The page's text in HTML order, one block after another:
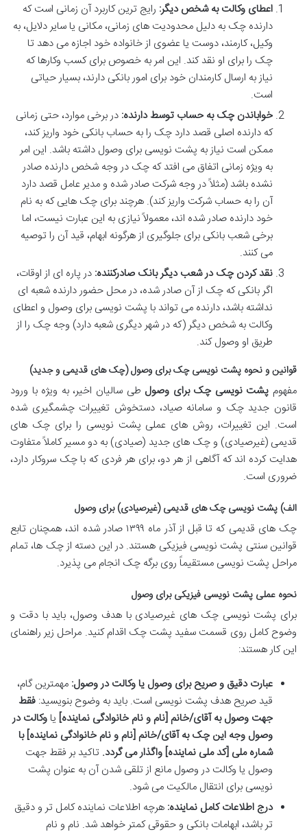
اعطای وکالت به شخص دیگر: رایج ترین کاربرد آن زمانی است که
دارنده چک به دلیل محدودیت های زمانی، مکانی یا سایر دلایل، به
وکیل، کارمند، دوست یا عضوی از خانواده خود اجازه می دهد تا
چک را برای او نقد کند. این امر به خصوص برای کسب وکارها که
نیاز به ارسال کارمندان خود برای امور بانکی دارند، بسیار حیاتی
است.
خواباندن چک به حساب توسط دارنده: در برخی موارد، حتی زمانی
که دارنده اصلی قصد دارد چک را به حساب بانکی خود واریز کند،
ممکن است نیاز به پشت نویسی برای وصول داشته باشد. این امر
به ویژه زمانی اتفاق می افتد که چک در وجه شخص دارنده صادر
نشده باشد (مثلاً در وجه شرکت صادر شده و مدیر عامل قصد دارد
آن را به حساب شرکت واریز کند). هرچند برای چک هایی که به نام
خود دارنده صادر شده اند، معمولاً نیازی به این عبارت نیست، اما
برخی شعب بانکی برای جلوگیری از هرگونه ابهام، قید آن را توصیه
می کنند.
نقد کردن چک در شعب دیگر بانک صادرکننده: در پاره ای از اوقات،
اگر بانکی که چک از آن صادر شده، در محل حضور دارنده شعبه ای
نداشته باشد، دارنده می تواند با پشت نویسی برای وصول و اعطای
وکالت به شخص دیگر (که در شهر دیگری شعبه دارد) وجه چک را از
طریق او وصول کند.
قوانین و نحوه پشت نویسی چک برای وصول (چک های قدیمی و جدید)
مفهوم پشت نویسی چک برای وصول طی سالیان اخیر، به ویژه با ورود
قانون جدید چک و سامانه صیاد، دستخوش تغییرات چشمگیری شده
است. این تغییرات، روش های عملی پشت نویسی را برای چک های
قدیمی (غیرصیادی) و چک های جدید (صیادی) به دو مسیر کاملاً متفاوت
هدایت کرده اند که آگاهی از هر دو، برای هر فردی که با چک سروکار دارد،
ضروری است.
الف) پشت نویسی چک های قدیمی (غیرصیادی) برای وصول
چک های قدیمی که تا قبل از آذر ماه ۱۳۹۹ صادر شده اند، همچنان تابع
قوانین سنتی پشت نویسی فیزیکی هستند. در این دسته از چک ها، تمام
مراحل پشت نویسی مستقیماً روی برگه چک انجام می پذیرد.
نحوه عملی پشت نویسی فیزیکی برای وصول
برای پشت نویسی چک های غیرصیادی با هدف وصول، باید با دقت و
وضوح کامل روی قسمت سفید پشت چک اقدام کنید. مراحل زیر راهنمای
این کار هستند:
عبارت دقیق و صریح برای وصول یا وکالت در وصول: مهمترین گام،
قید صریح هدف پشت نویسی است. باید به وضوح بنویسید: فقط
جهت وصول به آقای/خانم [نام و نام خانوادگی نماینده] یاوکالت در
وصول وجه این چک به آقای/خانم [نام و نام خانوادگی نماینده] با
شماره ملی [کد ملی نماینده] واگذار می گردد. تاکید بر فقط جهت
وصول یا وکالت در وصول مانع از تلقی شدن آن به عنوان پشت
نویسی برای انتقال مالکیت می شود.
درج اطلاعات کامل نماینده: هرچه اطلاعات نماینده کامل تر و دقیق
تر باشد، ابهامات بانکی و حقوقی کمتر خواهد شد. نام و نام